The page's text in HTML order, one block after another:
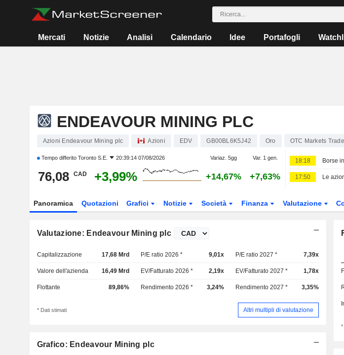
Mercati Notizie Analisi Calendario Idee Portafogli
ENDEAVOUR MINING PLC
Azioni Endeavour Mining plc Azioni EDV GB00BL6K5J42 Oro OTC Markets
Tempo differito Toronto S.E. 20:39:14 07/08/2026 Variaz. 5gg Var. 1 gen.
76,08 CAD +3,99% +14,67% +7,63%
18:18
17:50
Panoramica Quotazioni Grafici Notizie Società Finanza Valutazione
Valutazione: Endeavour Mining plc
Capitalizzazione 17,68 Mrd P/E ratio 2026 * 9,01x P/E ratio 2027 * 7,39x
Valore dell'azienda 16,49 Mrd EV/Fatturato 2026 * 2,19x EV/Fatturato 2027 * 1,78x
Flottante 89,86% Rendimento 2026 * 3,24% Rendimento 2027 * 3,35%
* Dati stimati Altri multipli di valutazione
Grafico: Endeavour Mining plc
*